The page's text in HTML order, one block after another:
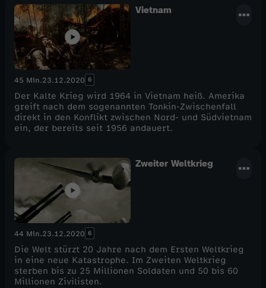
Vietnam
45 Min.23.12.2020 6
Der Kalte Krieg wird 1964 in Vietnam heiß. Amerika
greift nach dem sogenannten Tonkin-Zwischenfall
direkt in den Konflikt zwischen Nord- und Südvietnam
ein, der bereits seit 1956 andauert.
Zweiter Weltkrieg
44 Min.23.12.2020 6
Die Welt stürzt 20 Jahre nach dem Ersten Weltkrieg
in eine neue Katastrophe. Im Zweiten Weltkrieg
sterben bis zu 25 Millionen Soldaten und 50 bis 60
Millionen Zivilisten.